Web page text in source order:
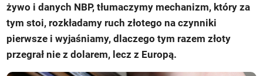
żywo i danych NBP, tłumaczymy mechanizm, który za
tym stoi, rozkładamy ruch złotego na czynniki
pierwsze i wyjaśniamy, dlaczego tym razem złoty
przegrał nie z dolarem, lecz z Europą.